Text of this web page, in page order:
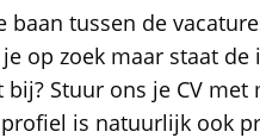
baan tussen de
op zoek maar staat de
Stuur ons je CV met
is natuurlijk ook